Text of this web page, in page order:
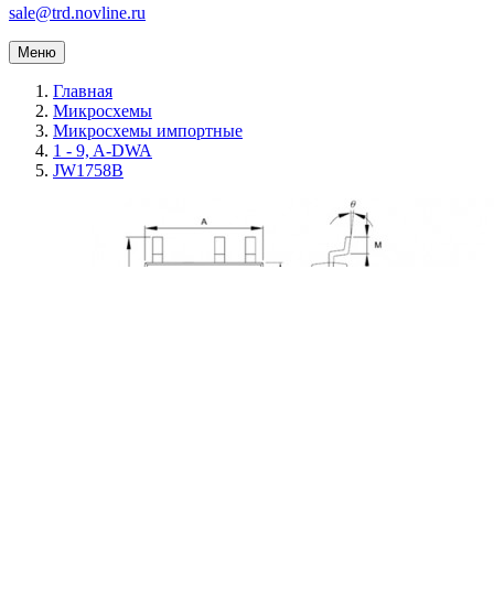
sale@trd.novline.ru
Меню
Главная
Микросхемы
Микросхемы импортные
1 - 9, A-DWA
JW1758B